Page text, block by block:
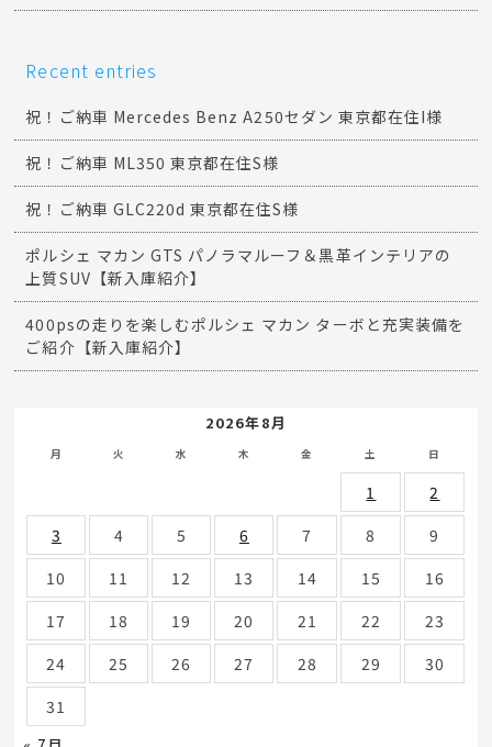
Recent entries
祝！ご納車 Mercedes Benz A250セダン 東京都在住I様
祝！ご納車 ML350 東京都在住S様
祝！ご納車 GLC220d 東京都在住S様
ポルシェ マカン GTS パノラマルーフ＆黒革インテリアの
上質SUV【新入庫紹介】
400psの走りを楽しむポルシェ マカン ターボと充実装備を
ご紹介【新入庫紹介】
2026年8月
月 火 水 木 金 土 日
1
2
3
4 5 6 7 8
9
10
11 12 13 14 15
16
17
18 19 20 21 22
23
24
25 26 27 28 29
30
31